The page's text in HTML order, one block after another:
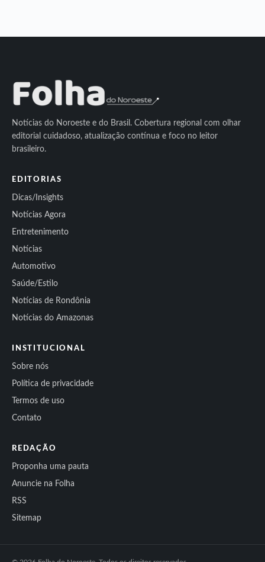
Notícias do Noroeste e do Brasil. Cobertura regional com olhar
editorial cuidadoso, atualização contínua e foco no leitor
brasileiro.
EDITORIAS
Dicas/Insights
Notícias Agora
Entretenimento
Notícias
Automotivo
Saúde/Estilo
Notícias de Rondônia
Notícias do Amazonas
INSTITUCIONAL
Sobre nós
Política de privacidade
Termos de uso
Contato
REDAÇÃO
Proponha uma pauta
Anuncie na Folha
RSS
Sitemap